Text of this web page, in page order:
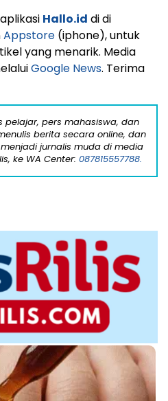
Hallo.id di di
Appstore (iphone), untuk
yang menarik. Media
Google News. Terima
pelajar, pers mahasiswa, dan
berita secara online, dan
jurnalis muda di media
ke WA Center: 087815557788.